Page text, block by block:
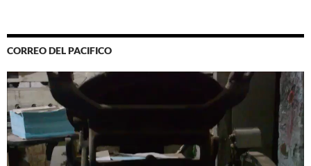
CORREO DEL PACIFICO